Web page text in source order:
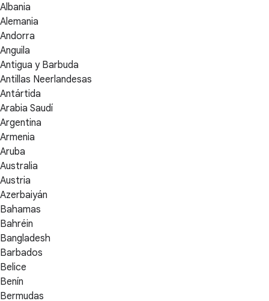
Albania
Alemania
Andorra
Anguila
Antigua y Barbuda
Antillas Neerlandesas
Antártida
Arabia Saudí
Argentina
Armenia
Aruba
Australia
Austria
Azerbaiyán
Bahamas
Bahréin
Bangladesh
Barbados
Belice
Benín
Bermudas